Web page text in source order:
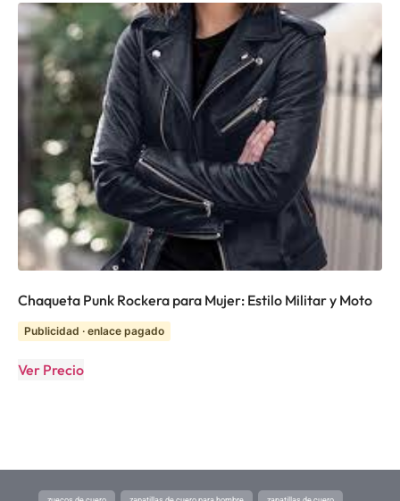
Chaqueta Punk Rockera para Mujer: Estilo Militar y Moto
Publicidad · enlace pagado
Ver Precio